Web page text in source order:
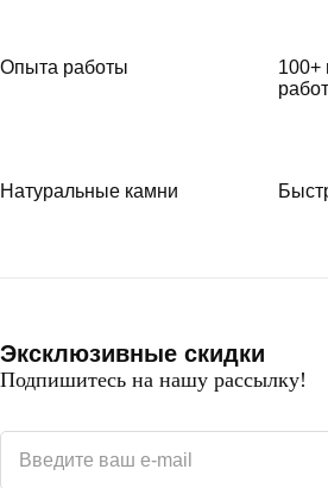
Опыта работы
100+
Натуральные камни
Эксклюзивные скидки
Подпишитесь на нашу рассылку!